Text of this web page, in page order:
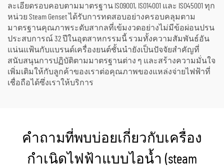
ละเอียดรอบคอบตามมาตรฐาน ISO9001, ISO14001 และ ISO45001 ทุก
หน่วย Steam Genset ได้รับการทดสอบอย่างครอบคลุมตาม
มาตรฐานคุณภาพระดับสากลที่เข้มงวดอย่างไม่มีข้อผ่อนปรน
ประสบการณ์ 32 ปีในอุตสาหกรรมนี้ รวมทั้งความสัมพันธ์อัน
แน่นแฟ้นกับแบรนด์เครื่องยนต์ชั้นนำยังเป็นปัจจัยสำคัญที่
สนับสนุนการปฏิบัติตามมาตรฐานต่าง ๆ และสร้างความมั่นใจ
เพิ่มเติมให้กับลูกค้าของเราต่อคุณภาพของแหล่งจ่ายไฟฟ้าที่
เชื่อถือได้ซึ่งเราให้บริการ
คำถามที่พบบ่อยเกี่ยวกับเครื่อง
กำเนิดไฟฟ้าแบบไอน้ำ (steam